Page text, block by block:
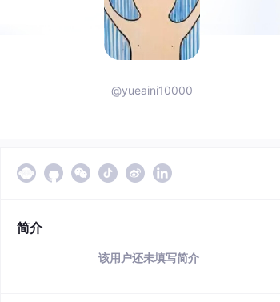
@yueaini10000
简介
该用户还未填写简介